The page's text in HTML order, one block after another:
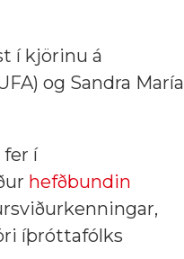
í kjörinu á
og Sandra María
fer í
hefðbundin
íþróttafólks